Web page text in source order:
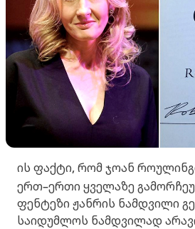
ის ფაქტი, რომ ჯოან
ერთ–ერთი ყველაზე
ფენტეზი ჟანრის ნამდვილი
საიდუმლოს ნამდვილად